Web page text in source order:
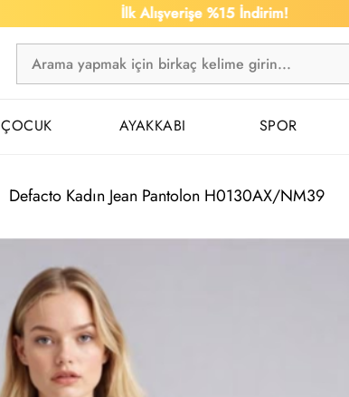
İlk Alışverişe %15 İndirim!
ÇOCUK AYAKKABI SPOR
Defacto Kadın Jean Pantolon H0130AX/NM39